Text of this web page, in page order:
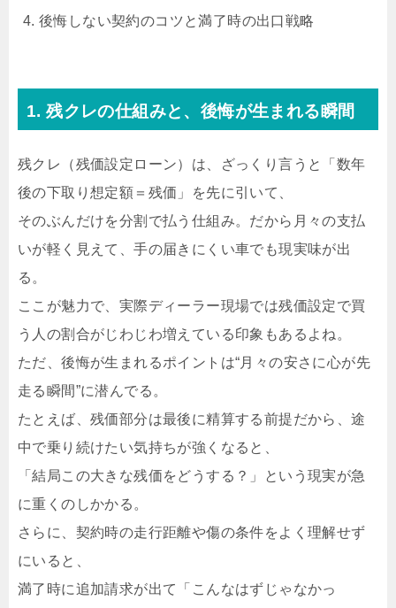
後悔しない契約のコツと満了時の出口戦略
1. 残クレの仕組みと、後悔が生まれる瞬間
残クレ（残価設定ローン）は、ざっくり言うと「数年
後の下取り想定額＝残価」を先に引いて、
そのぶんだけを分割で払う仕組み。だから月々の支払
いが軽く見えて、手の届きにくい車でも現実味が出
る。
ここが魅力で、実際ディーラー現場では残価設定で買
う人の割合がじわじわ増えている印象もあるよね。
ただ、後悔が生まれるポイントは“月々の安さに心が先
走る瞬間”に潜んでる。
たとえば、残価部分は最後に精算する前提だから、途
中で乗り続けたい気持ちが強くなると、
「結局この大きな残価をどうする？」という現実が急
に重くのしかかる。
さらに、契約時の走行距離や傷の条件をよく理解せず
にいると、
満了時に追加請求が出て「こんなはずじゃなかっ